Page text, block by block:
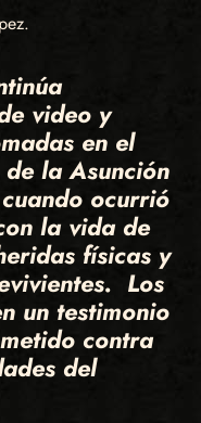
video y
en el
la Asunción
ocurrió
la vida de
físicas y
Los
un testimonio
contra
del